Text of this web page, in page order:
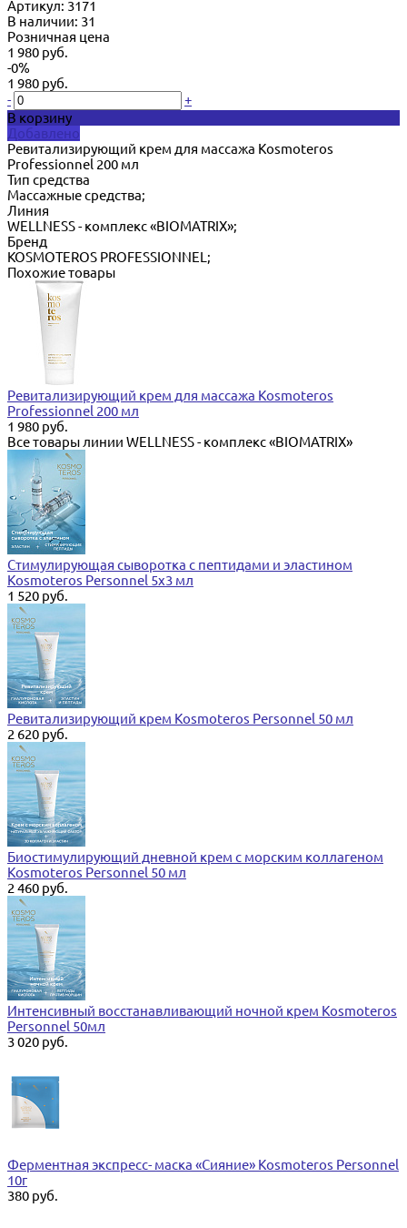
Артикул: 3171
В наличии: 31
Розничная цена
1 980 руб.
-0%
1 980 руб.
-
+
В корзину
Добавлено
Ревитализирующий крем для массажа Kosmoteros
Professionnel 200 мл
Тип средства
Массажные средства;
Линия
WELLNESS - комплекс «BIOMATRIX»;
Бренд
KOSMOTEROS PROFESSIONNEL;
Похожие товары
Ревитализирующий крем для массажа Kosmoteros
Professionnel 200 мл
1 980 руб.
Все товары линии WELLNESS - комплекс «BIOMATRIX»
Стимулирующая сыворотка с пептидами и эластином
Kosmoteros Personnel 5х3 мл
1 520 руб.
Ревитализирующий крем Kosmoteros Personnel 50 мл
2 620 руб.
Биостимулирующий дневной крем с морским коллагеном
Kosmoteros Personnel 50 мл
2 460 руб.
Интенсивный восстанавливающий ночной крем Kosmoteros
Personnel 50мл
3 020 руб.
Ферментная экспресс- маска «Сияние» Kosmoteros Personnel
10г
380 руб.